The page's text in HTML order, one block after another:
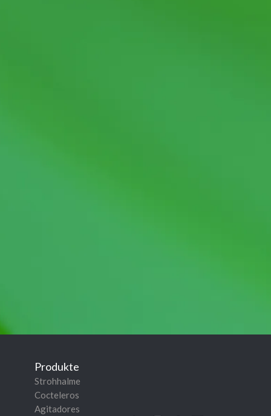
Produkte
Strohhalme
Cocteleros
Agitadores